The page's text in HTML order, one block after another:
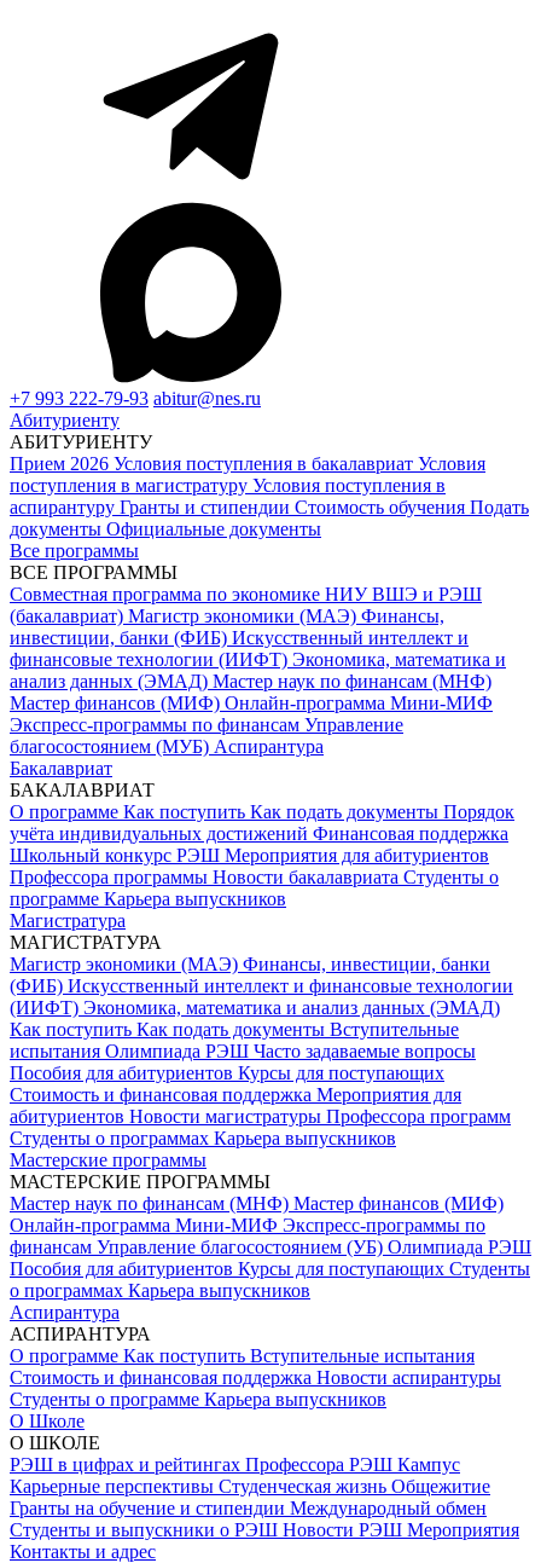
+7 993 222-79-93 abitur@nes.ru
Абитуриенту
АБИТУРИЕНТУ
Прием 2026 Условия поступления в бакалавриат Условия
поступления в магистратуру Условия поступления в
аспирантуру Гранты и стипендии Стоимость обучения Подать
документы Официальные документы
Все программы
ВСЕ ПРОГРАММЫ
Совместная программа по экономике НИУ ВШЭ и РЭШ
(бакалавриат) Магистр экономики (МАЭ) Финансы,
инвестиции, банки (ФИБ) Искусственный интеллект и
финансовые технологии (ИИФТ) Экономика, математика и
анализ данных (ЭМАД) Мастер наук по финансам (МНФ)
Мастер финансов (МИФ) Онлайн-программа Мини-МИФ
Экспресс-программы по финансам Управление
благосостоянием (МУБ) Аспирантура
Бакалавриат
БАКАЛАВРИАТ
О программе Как поступить Как подать документы Порядок
учёта индивидуальных достижений Финансовая поддержка
Школьный конкурс РЭШ Мероприятия для абитуриентов
Профессора программы Новости бакалавриата Студенты о
программе Карьера выпускников
Магистратура
МАГИСТРАТУРА
Магистр экономики (МАЭ) Финансы, инвестиции, банки
(ФИБ) Искусственный интеллект и финансовые технологии
(ИИФТ) Экономика, математика и анализ данных (ЭМАД)
Как поступить Как подать документы Вступительные
испытания Олимпиада РЭШ Часто задаваемые вопросы
Пособия для абитуриентов Курсы для поступающих
Стоимость и финансовая поддержка Мероприятия для
абитуриентов Новости магистратуры Профессора программ
Студенты о программах Карьера выпускников
Мастерские программы
МАСТЕРСКИЕ ПРОГРАММЫ
Мастер наук по финансам (МНФ) Мастер финансов (МИФ)
Онлайн-программа Мини-МИФ Экспресс-программы по
финансам Управление благосостоянием (УБ) Олимпиада РЭШ
Пособия для абитуриентов Курсы для поступающих Студенты
о программах Карьера выпускников
Аспирантура
АСПИРАНТУРА
О программе Как поступить Вступительные испытания
Стоимость и финансовая поддержка Новости аспирантуры
Студенты о программе Карьера выпускников
О Школе
О ШКОЛЕ
РЭШ в цифрах и рейтингах Профессора РЭШ Кампус
Карьерные перспективы Студенческая жизнь Общежитие
Гранты на обучение и стипендии Международный обмен
Студенты и выпускники о РЭШ Новости РЭШ Мероприятия
Контакты и адрес